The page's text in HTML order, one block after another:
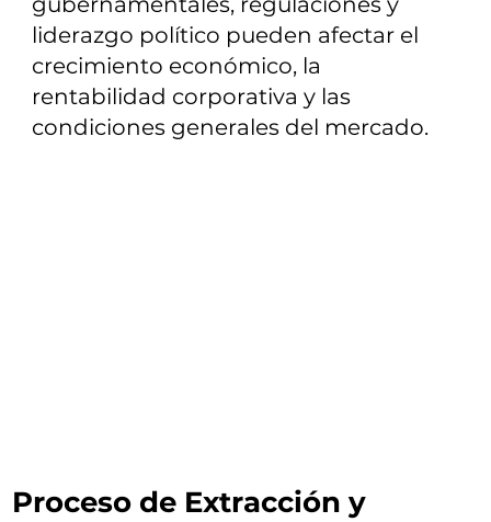
liderazgo político pueden afectar el
crecimiento económico, la
rentabilidad corporativa y las
condiciones generales del mercado.
Proceso de Extracción y